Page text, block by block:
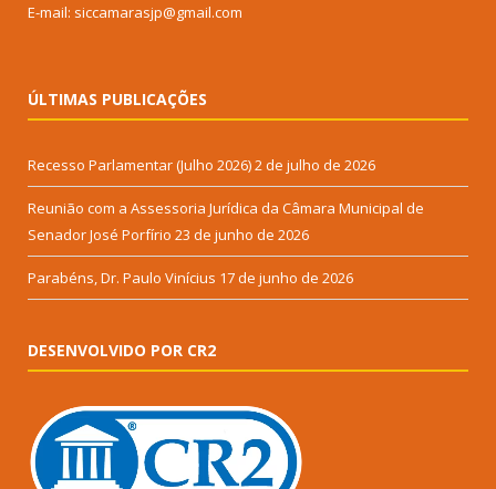
E-mail: siccamarasjp@gmail.com
ÚLTIMAS PUBLICAÇÕES
Recesso Parlamentar (Julho 2026)2 de julho de 2026
Reunião com a Assessoria Jurídica da Câmara Municipal de
Senador José Porfírio 23 de junho de 2026
Parabéns, Dr. Paulo Vinícius 17 de junho de 2026
DESENVOLVIDO POR CR2